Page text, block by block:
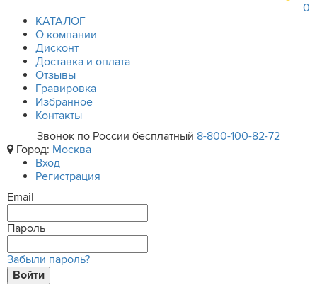
0
КАТАЛОГ
О компании
Дисконт
Доставка и оплата
Отзывы
Гравировка
Избранное
Контакты
Звонок по России бесплатный 8-800-100-82-72
Город: Москва
Вход
Регистрация
Email
Пароль
Забыли пароль?
Войти